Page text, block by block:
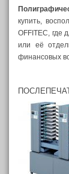
купить,
OFFITEC, где
или её
финансовых